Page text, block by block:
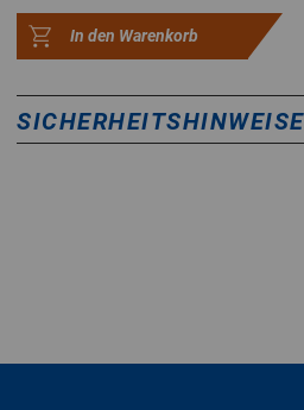
In den Warenkorb
SICHERHEITSHINWEISE